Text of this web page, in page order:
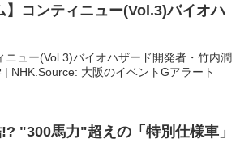
コンティニュー(Vol.3)バイオハ
ュー(Vol.3)バイオハザード開発者・竹内潤
NHK.Source: 大阪のイベントGアラート
"300馬力"超えの「特別仕様車」